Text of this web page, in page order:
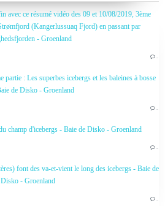
avec ce résumé vidéo des 09 et 10/08/2019, 3ème
(Kangerlussuaq Fjord) en passant par
- Groenland
…
partie : Les superbes icebergs et les baleines à bosse
de Disko - Groenland
…
champ d'icebergs - Baie de Disko - Groenland
…
font des va-et-vient le long des icebergs - Baie de
Disko - Groenland
…